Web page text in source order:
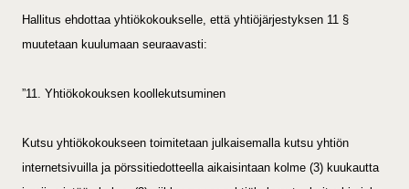
Hallitus ehdottaa yhtiökokoukselle, että yhtiöjärjestyksen 11 §
muutetaan kuulumaan seuraavasti:
”11. Yhtiökokouksen koollekutsuminen
Kutsu yhtiökokoukseen toimitetaan julkaisemalla kutsu yhtiön
internetsivuilla ja pörssitiedotteella aikaisintaan kolme (3) kuukautta